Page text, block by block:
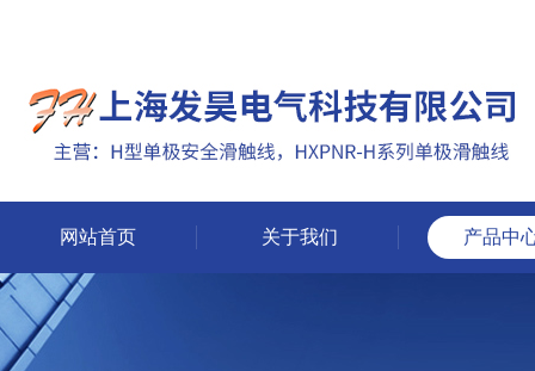
网站首页 关于我们 产品中